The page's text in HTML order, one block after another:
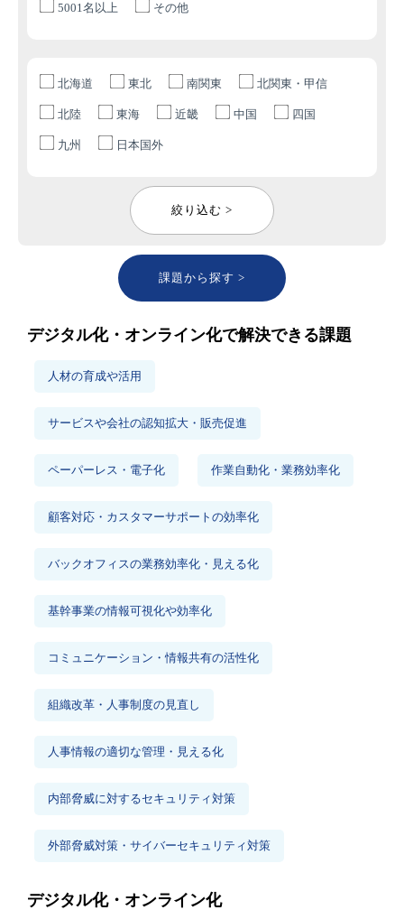
5001名以上 その他
北海道 東北 南関東 北関東・甲信
北陸 東海 近畿 中国 四国
九州 日本国外
絞り込む >
課題から探す >
デジタル化・オンライン化で解決できる課題
人材の育成や活用
サービスや会社の認知拡大・販売促進
ペーパーレス・電子化 作業自動化・業務効率化
顧客対応・カスタマーサポートの効率化
バックオフィスの業務効率化・見える化
基幹事業の情報可視化や効率化
コミュニケーション・情報共有の活性化
組織改革・人事制度の見直し
人事情報の適切な管理・見える化
内部脅威に対するセキュリティ対策
外部脅威対策・サイバーセキュリティ対策
デジタル化・オンライン化